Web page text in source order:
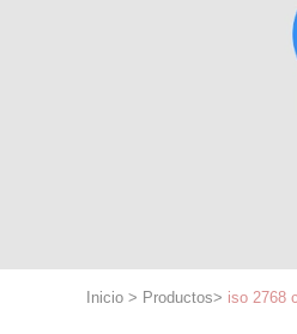
Inicio > Productos> iso 2768